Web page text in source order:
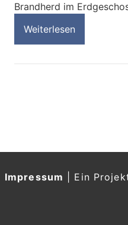
Brandherd im
Weiterlesen
Impressum Ein